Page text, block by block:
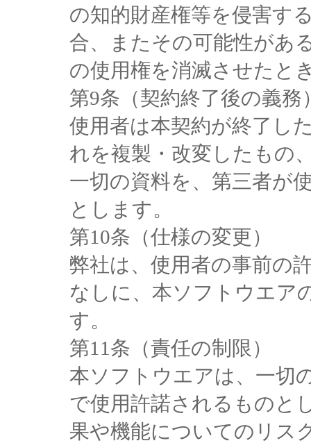
の知的財産権等を侵害す
合、またその可能性があ
の使用権を消滅させたと
第9条（契約終了後の義務
使用者は本契約が終了し
れを複製・改変したもの
一切の資料を、第三者が
とします。
第10条（仕様の変更）
弊社は、使用者の事前の
なしに、本ソフトウエア
す。
第11条（責任の制限）
本ソフトウエアは、一切
で使用許諾されるものと
果や機能についてのリス